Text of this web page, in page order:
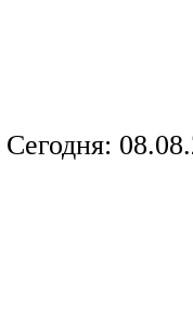
Сегодня: